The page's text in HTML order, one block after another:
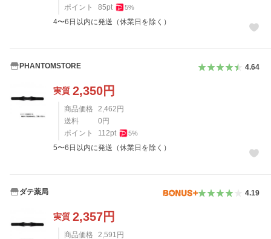
ポイント
85pt 5%
4〜6日以内に発送（休業日を除く）
PHANTOMSTORE 4.64
実質 2,350円
商品価格 2,462 円
送料
0 円
ポイント
112pt 5%
5〜6日以内に発送（休業日を除く）
ダテ薬局 4.19
実質 2,357円
商品価格 2,591 円